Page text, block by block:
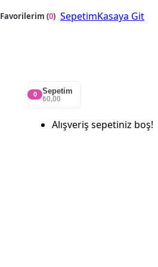
Favorilerim (0) SepetimKasaya Git
0 Sepetim
₺0,00
Alışveriş sepetiniz boş!